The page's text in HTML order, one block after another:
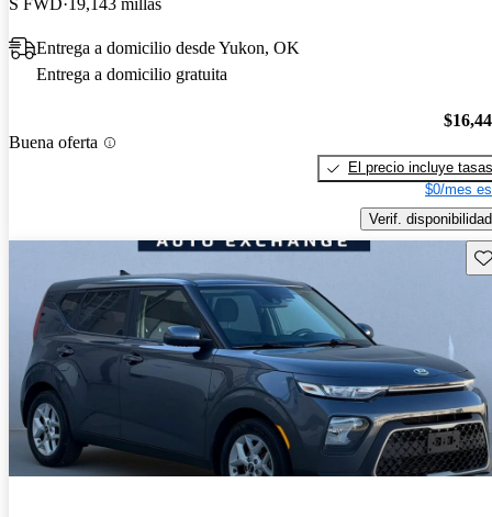
Entrega a domicilio desde Yukon, OK
Entrega a domicilio gratuita
Buena oferta
El precio incluye tasas
$0/mes
Verif. disponibilidad